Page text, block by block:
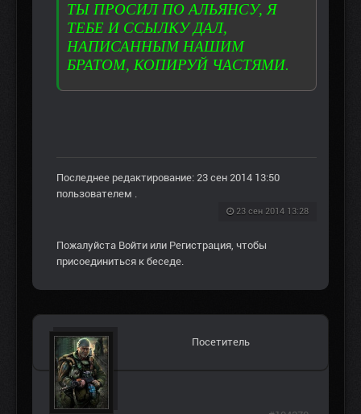
ТЫ ПРОСИЛ ПО АЛЬЯНСУ, Я
ТЕБЕ И ССЫЛКУ ДАЛ,
НАПИСАННЫМ НАШИМ
БРАТОМ, КОПИРУЙ ЧАСТЯМИ.
Последнее редактирование: 23 сен 2014 13:50
пользователем .
23 сен 2014 13:28
Пожалуйста Войти или Регистрация, чтобы
присоединиться к беседе.
Посетитель